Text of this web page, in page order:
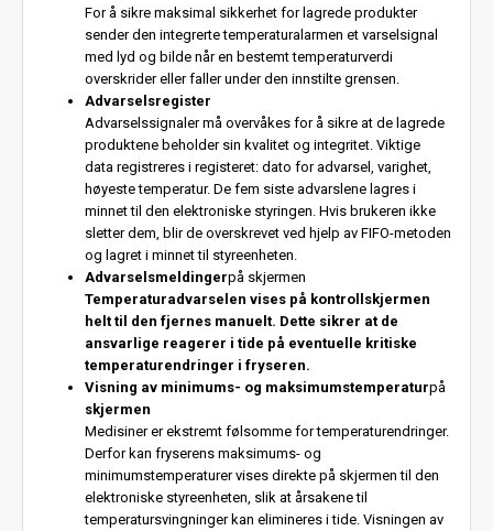
For å sikre maksimal sikkerhet for lagrede produkter
sender den integrerte temperaturalarmen et varselsignal
med lyd og bilde når en bestemt temperaturverdi
overskrider eller faller under den innstilte grensen.
Advarselsregister
Advarselssignaler må overvåkes for å sikre at de lagrede
produktene beholder sin kvalitet og integritet. Viktige
data registreres i registeret: dato for advarsel, varighet,
høyeste temperatur. De fem siste advarslene lagres i
minnet til den elektroniske styringen. Hvis brukeren ikke
sletter dem, blir de overskrevet ved hjelp av FIFO-metoden
og lagret i minnet til styreenheten.
Advarselsmeldingerpå skjermen
Temperaturadvarselen vises på kontrollskjermen
helt til den fjernes manuelt. Dette sikrer at de
ansvarlige reagerer i tide på eventuelle kritiske
temperaturendringer i fryseren.
Visning av minimums- og maksimumstemperaturpå
skjermen
Medisiner er ekstremt følsomme for temperaturendringer.
Derfor kan fryserens maksimums- og
minimumstemperaturer vises direkte på skjermen til den
elektroniske styreenheten, slik at årsakene til
temperatursvingninger kan elimineres i tide. Visningen av